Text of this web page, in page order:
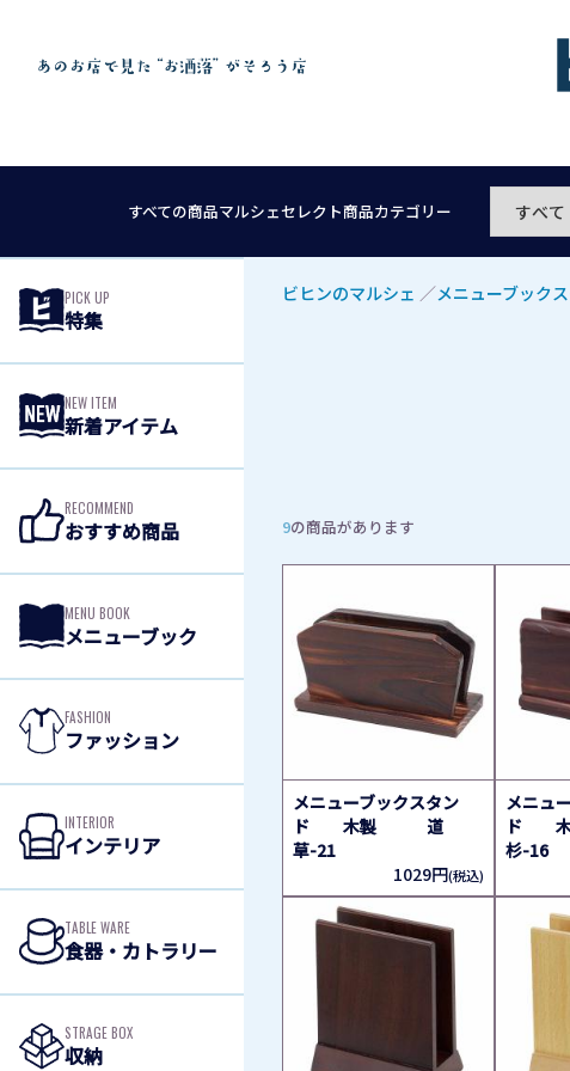
すべての商品マルシェセレクト商品カテゴリー
PICK UP
特集
NEW ITEM
新着アイテム
RECOMMEND
おすすめ商品
MENU BOOK
メニューブック
FASHION
ファッション
INTERIOR
インテリア
TABLE WARE
食器・カトラリー
STRAGE BOX
収納
ビヒンのマルシェ ／メニューブック
9の商品があります
メニューブックスタン
ド 木製 道
草-21
1029円(税込)
メニュ
ド
杉-16